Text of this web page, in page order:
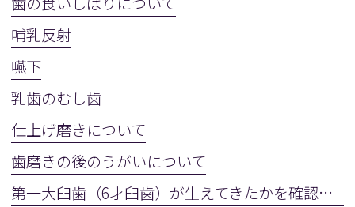
哺乳反射
嚥下
乳歯のむし歯
仕上げ磨きについて
歯磨きの後のうがいについて
第一大臼歯（6才臼歯）が生えてきたかを確認しましょう